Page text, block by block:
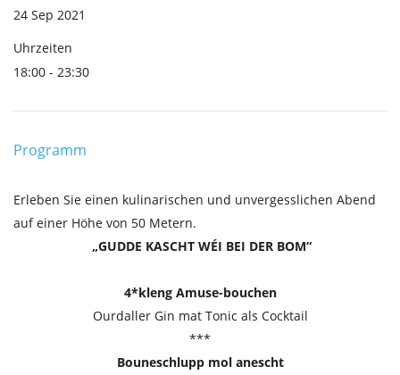
24 Sep 2021
Uhrzeiten
18:00 - 23:30
Programm
Erleben Sie einen kulinarischen und unvergesslichen Abend
auf einer Höhe von 50 Metern.
„GUDDE KASCHT WÉI BEI DER BOM“
4*kleng Amuse-bouchen
Ourdaller Gin mat Tonic als Cocktail
***
Bouneschlupp mol anescht